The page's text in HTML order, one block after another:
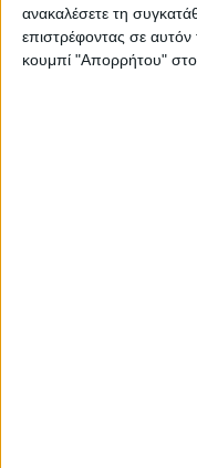
ανακαλέσετε τη
επιστρέφοντας σε αυτόν
κουμπί "Απορρήτου" στο